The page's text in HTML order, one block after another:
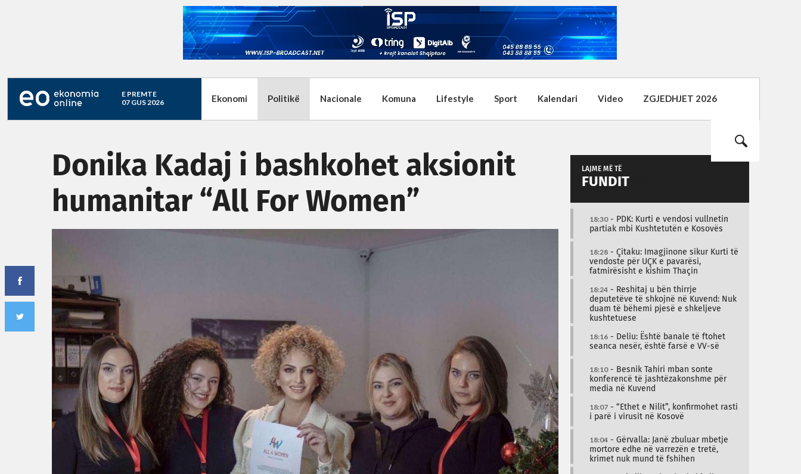
E PREMTE
07 GUS 2026
Ekonomi Politikë Nacionale Komuna Lifestyle Sport Kalendari Video ZGJEDHJET 2026
Donika Kadaj i bashkohet aksionit
humanitar “All For Women”
LAJME MË TË
FUNDIT
18:30- PDK: Kurti e vendosi vullnetin
partiak mbi Kushtetutën e Kosovës
18:28 - Çitaku: Imagjinone sikur Kurti të
vendoste për UÇK e pavarësi,
fatmirësisht e kishim Thaçin
18:24 - Reshitaj u bën thirrje
deputetëve të shkojnë në Kuvend: Nuk
duam të bëhemi pjesë e shkeljeve
kushtetuese
18:16 - Deliu: Është banale të ftohet
seanca nesër, është farsë e VV-së
18:10- Besnik Tahiri mban sonte
konferencë të jashtëzakonshme për
media në Kuvend
18:07 - “Ethet e Nilit”, konfirmohet rasti
i parë i virusit në Kosovë
18:04 - Gërvalla: Janë zbuluar mbetje
mortore edhe në varrezën e tretë,
krimet nuk mund të fshihen